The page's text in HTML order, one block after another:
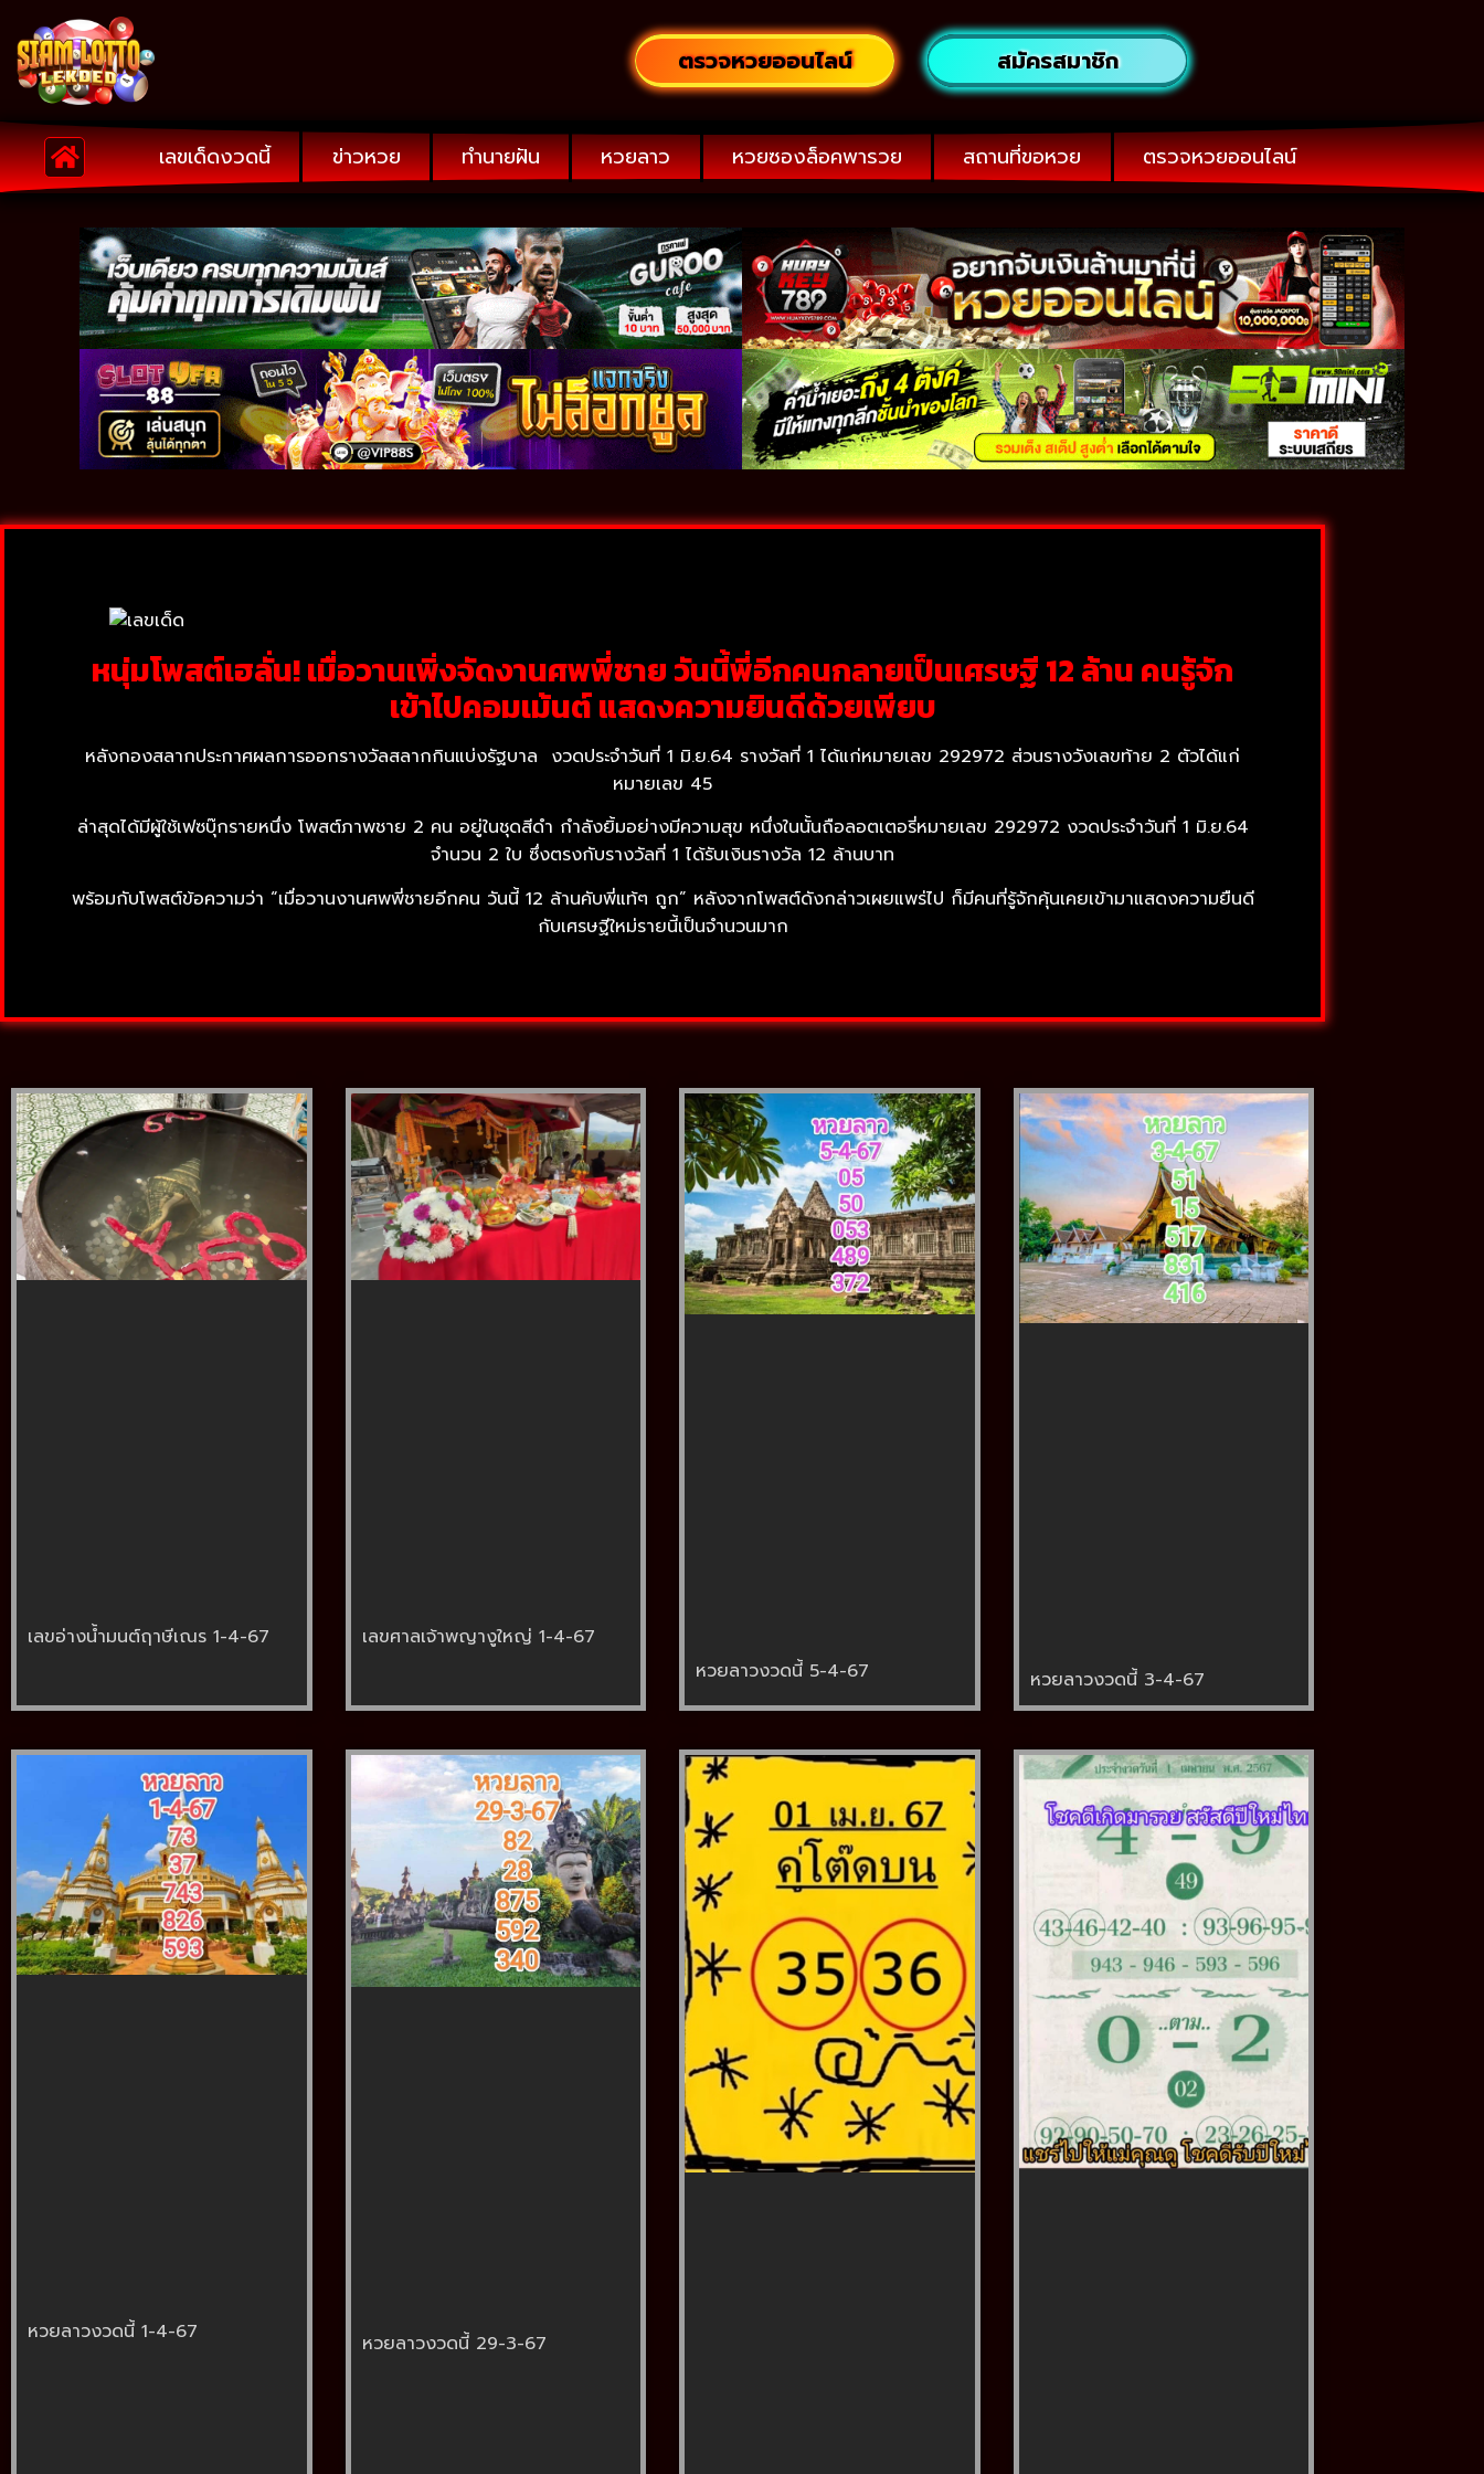
ตรวจหวยออนไลน์ สมัครสมาชิก
เลขเด็ดงวดนี้ ข่าวหวย ทำนายฝัน หวยลาว หวยซองล็อคพารวย สถานที่ขอหวย ตรวจหวยออนไลน์
หนุ่มโพสต์เฮลั่น! เมื่อวานเพิ่งจัดงานศพพี่ชาย วันนี้พี่อีกคนกลายเป็นเศรษฐี 12 ล้าน คนรู้จัก
เข้าไปคอมเม้นต์ แสดงความยินดีด้วยเพียบ
หลังกองสลากประกาศผลการออกรางวัลสลากกินแบ่งรัฐบาล งวดประจำวันที่ 1 มิ.ย.64 รางวัลที่ 1 ได้แก่หมายเลข 292972 ส่วนรางวังเลขท้าย 2 ตัวได้แก่
หมายเลข 45
ล่าสุดได้มีผู้ใช้เฟซบุ๊กรายหนึ่ง โพสต์ภาพชาย 2 คน อยู่ในชุดสีดำ กำลังยิ้มอย่างมีความสุข หนึ่งในนั้นถือลอตเตอรี่หมายเลข 292972 งวดประจำวันที่ 1 มิ.ย.64
จำนวน 2 ใบ ซึ่งตรงกับรางวัลที่ 1 ได้รับเงินรางวัล 12 ล้านบาท
พร้อมกับโพสต์ข้อความว่า “เมื่อวานงานศพพี่ชายอีกคน วันนี้ 12 ล้านคับพี่แท้ๆ ถูก” หลังจากโพสต์ดังกล่าวเผยแพร่ไป ก็มีคนที่รู้จักคุ้นเคยเข้ามาแสดงความยืนดี
กับเศรษฐีใหม่รายนี้เป็นจำนวนมาก
เลขอ่างน้ำมนต์ฤาษีเณร 1-4-67
เลขศาลเจ้าพญางูใหญ่ 1-4-67
หวยลาวงวดนี้ 5-4-67
หวยลาวงวดนี้ 3-4-67
หวยลาวงวดนี้ 1-4-67 หวยลาวงวดนี้ 29-3-67